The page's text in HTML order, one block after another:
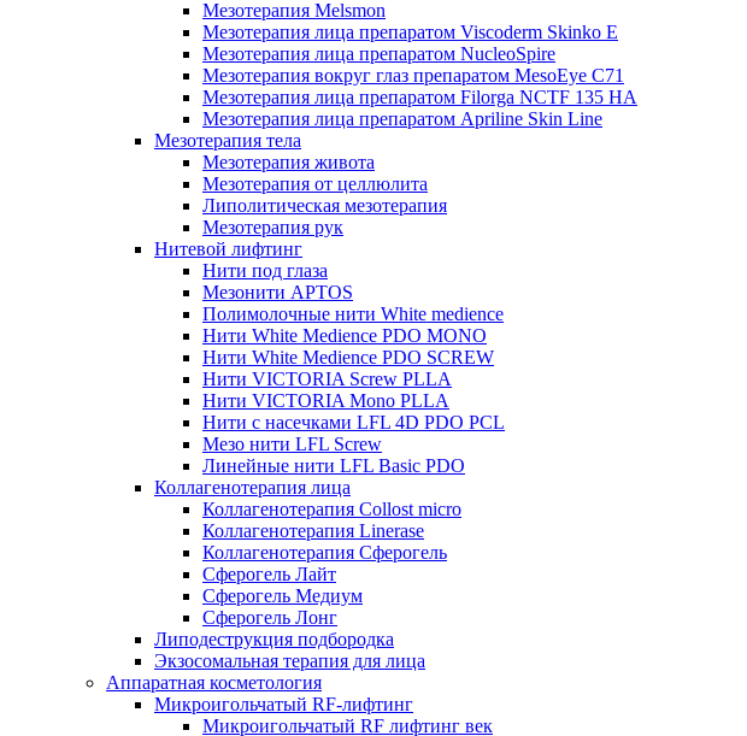
Мезотерапия Melsmon
Мезотерапия лица препаратом Viscoderm Skinko E
Мезотерапия лица препаратом NucleoSpire
Мезотерапия вокруг глаз препаратом MesoEye С71
Мезотерапия лица препаратом Filorga NCTF 135 HA
Мезотерапия лица препаратом Apriline Skin Line
Мезотерапия тела
Мезотерапия живота
Мезотерапия от целлюлита
Липолитическая мезотерапия
Мезотерапия рук
Нитевой лифтинг
Нити под глаза
Мезонити APTOS
Полимолочные нити White medience
Нити White Medience PDO MONO
Нити White Medience PDO SCREW
Нити VICTORIA Screw PLLA
Нити VICTORIA Mono PLLA
Нити с насечками LFL 4D PDO PCL
Мезо нити LFL Screw
Линейные нити LFL Basic PDO
Коллагенотерапия лица
Коллагенотерапия Collost micro
Коллагенотерапия Linerase
Коллагенотерапия Сферогель
Сферогель Лайт
Сферогель Медиум
Сферогель Лонг
Липодеструкция подбородка
Экзосомальная терапия для лица
Аппаратная косметология
Микроигольчатый RF-лифтинг
Микроигольчатый RF лифтинг век